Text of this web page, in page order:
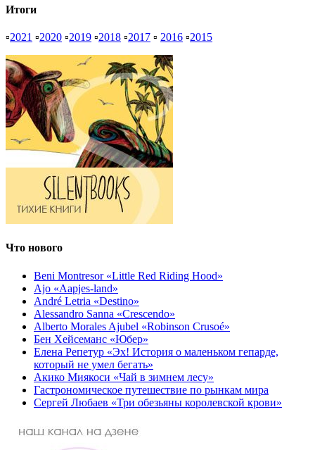
Итоги
▫2021 ▫2020 ▫2019 ▫2018 ▫2017 ▫ 2016 ▫2015
Что нового
Beni Montresor «Little Red Riding Hood»
Ajo «Aapjes-land»
André Letria «Destino»
Alessandro Sanna «Crescendo»
Alberto Morales Ajubel «Robinson Crusoé»
Бен Хейсеманс «Юбер»
Елена Репетур «Эх! История о маленьком гепарде,
который не умел бегать»
Акико Миякоси «Чай в зимнем лесу»
Гастрономическое путешествие по рынкам мира
Сергей Любаев «Три обезьяны королевской крови»